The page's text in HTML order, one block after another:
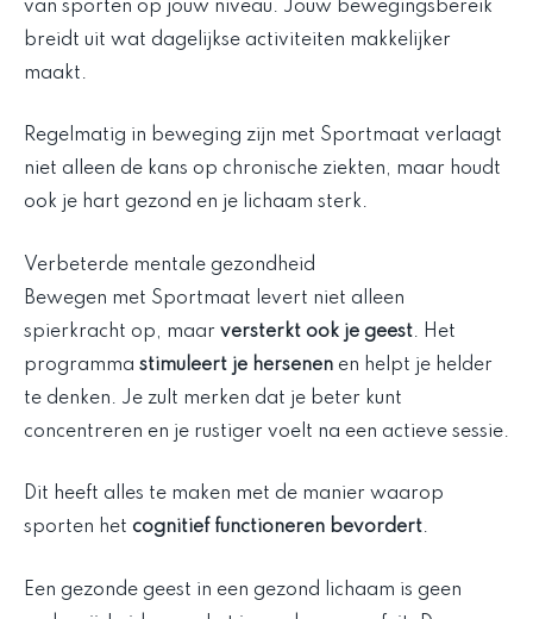
van sporten op jouw niveau. Jouw bewegingsbereik
breidt uit wat dagelijkse activiteiten makkelijker
maakt.
Regelmatig in beweging zijn met Sportmaat verlaagt
niet alleen de kans op chronische ziekten, maar houdt
ook je hart gezond en je lichaam sterk.
Verbeterde mentale gezondheid
Bewegen met Sportmaat levert niet alleen
spierkracht op, maar versterkt ook je geest. Het
programma stimuleert je hersenen en helpt je helder
te denken. Je zult merken dat je beter kunt
concentreren en je rustiger voelt na een actieve sessie.
Dit heeft alles te maken met de manier waarop
sporten het cognitief functioneren bevordert.
Een gezonde geest in een gezond lichaam is geen